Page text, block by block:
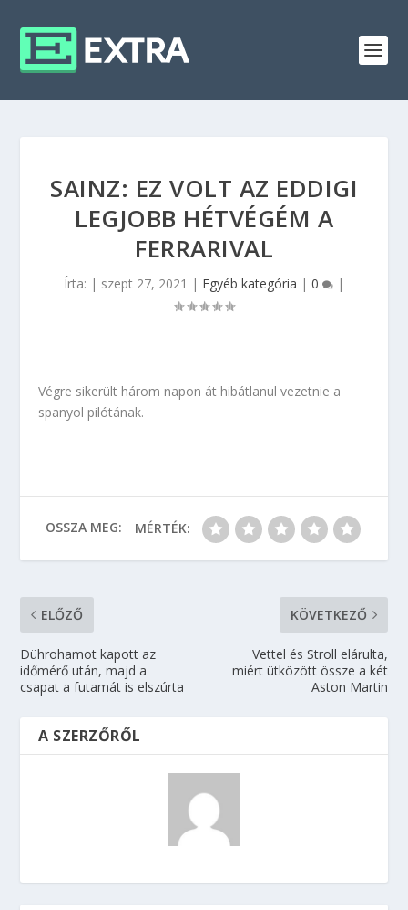
SAINZ: EZ VOLT AZ EDDIGI
LEGJOBB HÉTVÉGÉM A
FERRARIVAL
Írta: | szept 27, 2021 | Egyéb kategória | 0 |
Végre sikerült három napon át hibátlanul vezetnie a
spanyol pilótának.
OSSZA MEG: MÉRTÉK:
ELŐZŐ
Dührohamot kapott az
időmérő után, majd a
csapat a futamát is elszúrta
KÖVETKEZŐ
Vettel és Stroll elárulta,
miért ütközött össze a két
Aston Martin
A SZERZŐRŐL